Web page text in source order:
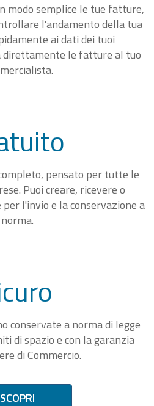
modo semplice le tue fatture,
l'andamento della tua
ai dati dei tuoi
le fatture al tuo
pensato per tutte le
Puoi creare, ricevere o
l'invio e la conservazione a
norma.
conservate a norma di legge
di spazio e con la garanzia
di Commercio.
SCOPRI